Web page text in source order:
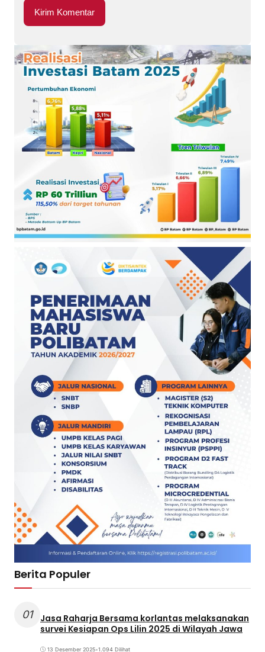
Berita Populer
01
Jasa Raharja Bersama korlantas melaksanakan
survei Kesiapan Ops Lilin 2025 di Wilayah Jawa
13 Desember 2025•1.094 Dilihat